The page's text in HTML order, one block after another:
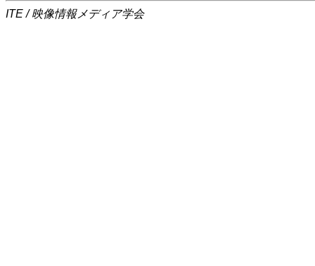
ITE / 映像情報メディア学会